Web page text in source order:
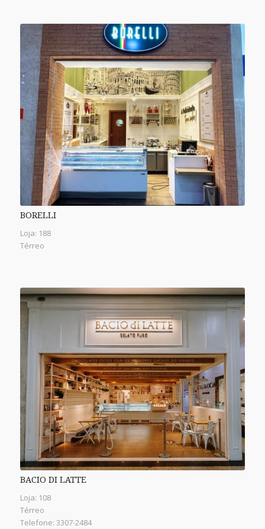
BORELLI
Loja: 188
Térreo
BACIO DI LATTE
Loja: 108
Térreo
Telefone: 3307-2484